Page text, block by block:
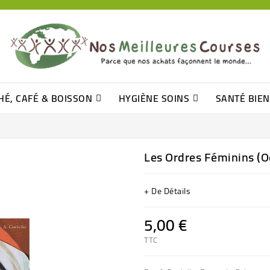
CAFÉ & BOISSON HYGIÈNE SOINS SANTÉ
Les Ordres Féminins
+ De Détails
5,00 €
TTC